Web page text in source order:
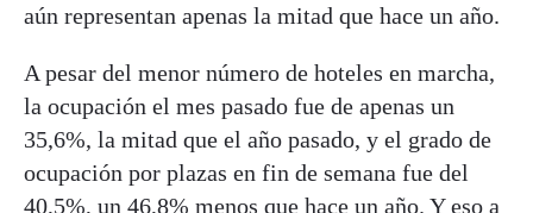
aún representan apenas la mitad que hace un año.
A pesar del menor número de hoteles en marcha,
la ocupación el mes pasado fue de apenas un
35,6%, la mitad que el año pasado, y el grado de
ocupación por plazas en fin de semana fue del
40,5%, un 46,8% menos que hace un año. Y eso a